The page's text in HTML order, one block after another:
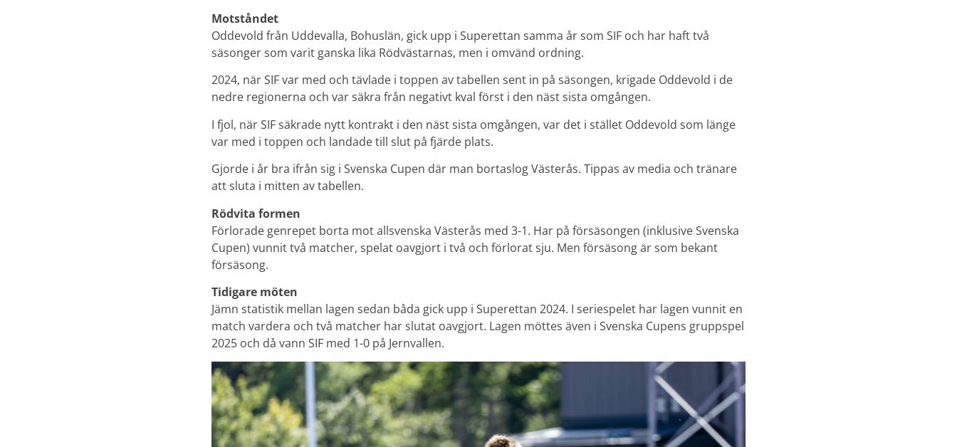
Motståndet
Oddevold från Uddevalla, Bohuslän, gick upp i Superettan samma år som SIF och har haft två
säsonger som varit ganska lika Rödvästarnas, men i omvänd ordning.
2024, när SIF var med och tävlade i toppen av tabellen sent in på säsongen, krigade Oddevold i de
nedre regionerna och var säkra från negativt kval först i den näst sista omgången.
I fjol, när SIF säkrade nytt kontrakt i den näst sista omgången, var det i stället Oddevold som länge
var med i toppen och landade till slut på fjärde plats.
Gjorde i år bra ifrån sig i Svenska Cupen där man bortaslog Västerås. Tippas av media och tränare
att sluta i mitten av tabellen.
Rödvita formen
Förlorade genrepet borta mot allsvenska Västerås med 3-1. Har på försäsongen (inklusive Svenska
Cupen) vunnit två matcher, spelat oavgjort i två och förlorat sju. Men försäsong är som bekant
försäsong.
Tidigare möten
Jämn statistik mellan lagen sedan båda gick upp i Superettan 2024. I seriespelet har lagen vunnit en
match vardera och två matcher har slutat oavgjort. Lagen möttes även i Svenska Cupens gruppspel
2025 och då vann SIF med 1-0 på Jernvallen.